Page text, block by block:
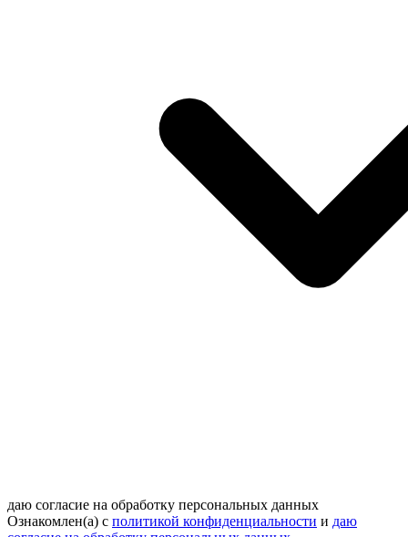
даю согласие на обработку персональных данных
Ознакомлен(а) с политикой конфиденциальности и даю